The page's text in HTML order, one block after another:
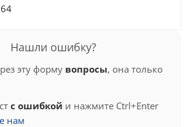
Нашли ошибку?
эту форму вопросы, она только
с ошибкой и нажмите Ctrl+Enter
нам